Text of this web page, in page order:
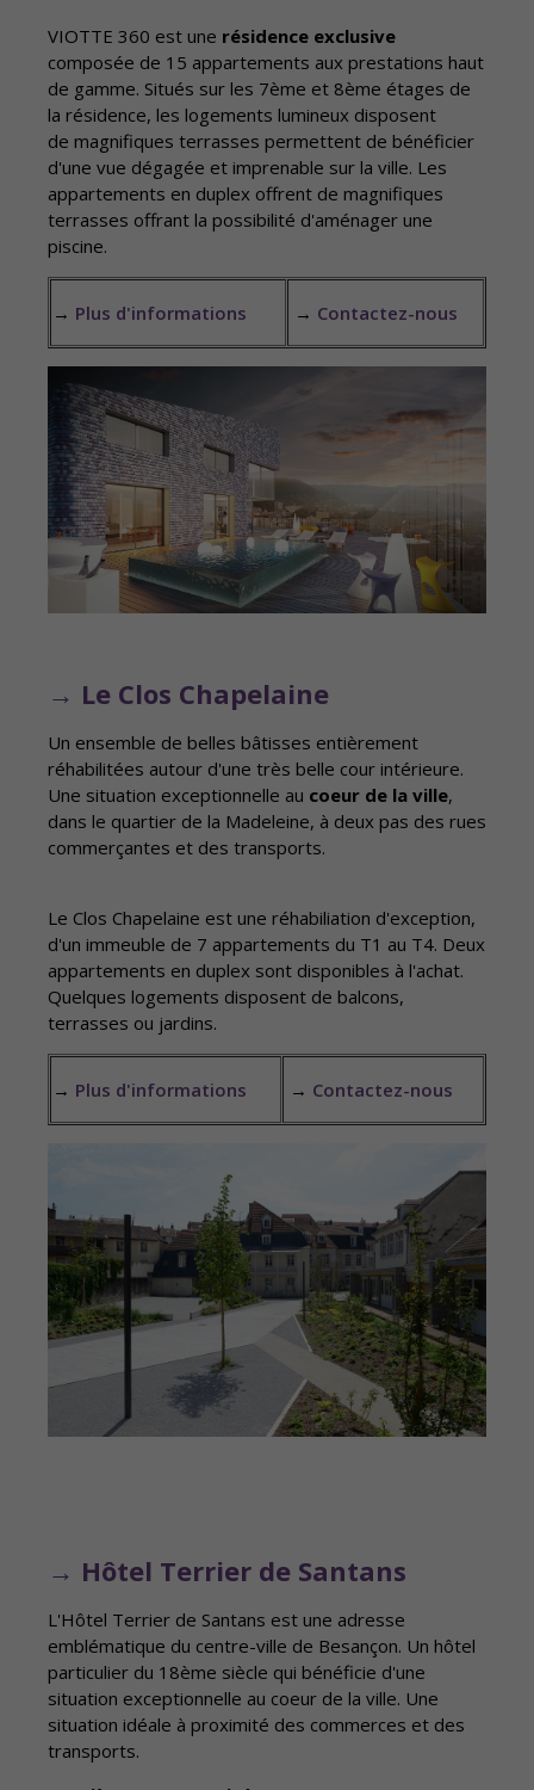
VIOTTE 360 est une résidence exclusive
composée de 15 appartements aux prestations haut
de gamme. Situés sur les 7ème et 8ème étages de
la résidence, les logements lumineux disposent
de magnifiques terrasses permettent de bénéficier
d'une vue dégagée et imprenable sur la ville. Les
appartements en duplex offrent de magnifiques
terrasses offrant la possibilité d'aménager une
piscine.
→ Plus d'informations → Contactez-nous
→ Le Clos Chapelaine
Un ensemble de belles bâtisses entièrement
réhabilitées autour d'une très belle cour intérieure.
Une situation exceptionnelle au coeur de la ville,
dans le quartier de la Madeleine, à deux pas des rues
commerçantes et des transports.
Le Clos Chapelaine est une réhabiliation d'exception,
d'un immeuble de 7 appartements du T1 au T4. Deux
appartements en duplex sont disponibles à l'achat.
Quelques logements disposent de balcons,
terrasses ou jardins.
→ Plus d'informations → Contactez-nous
→ Hôtel Terrier de Santans
L'Hôtel Terrier de Santans est une adresse
emblématique du centre-ville de Besançon. Un hôtel
particulier du 18ème siècle qui bénéficie d'une
situation exceptionnelle au coeur de la ville. Une
situation idéale à proximité des commerces et des
transports.